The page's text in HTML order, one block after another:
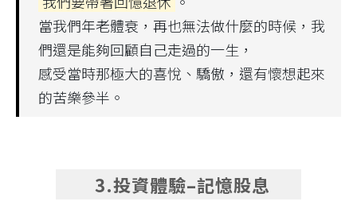
當我們年老體衰，再也無法做什麼的時候，我
們還是能夠回顧自己走過的一生，
感受當時那極大的喜悅、驕傲，還有懷想起來
的苦樂參半。
3.投資體驗–記憶股息